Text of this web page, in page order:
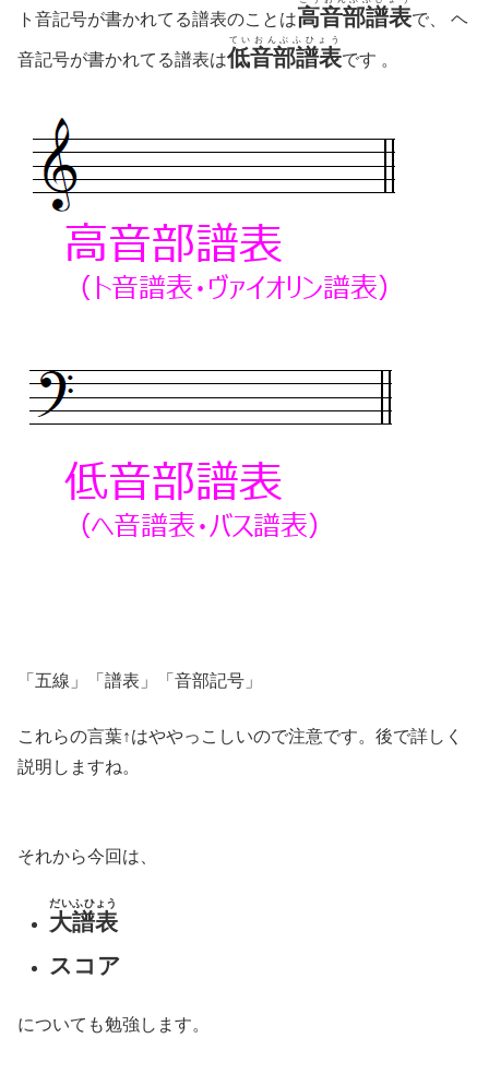
ト音記号が書かれてる譜表のことは高音部譜表で、 ヘ
音記号が書かれてる譜表は低音部譜表
ていおんぶふひょう
です 。
「五線」「譜表」「音部記号」
これらの言葉↑はややっこしいので注意です。後で詳しく
説明しますね。
それから今回は、
大譜表
だいふひょう
スコア
についても勉強します。